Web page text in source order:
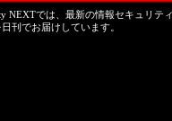
NEXTでは、最新の情報セキュリテ
刊でお届けしています。